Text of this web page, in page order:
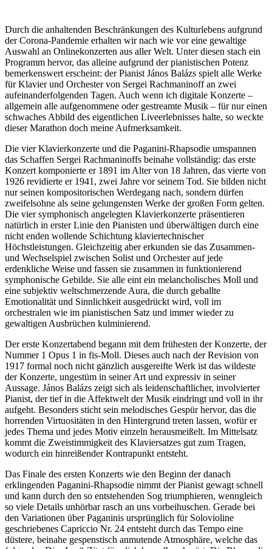
Durch die anhaltenden Beschränkungen des Kulturlebens aufgrund
der Corona-Pandemie erhalten wir nach wie vor eine gewaltige
Auswahl an Onlinekonzerten aus aller Welt. Unter diesen stach ein
Programm hervor, das alleine aufgrund der pianistischen Potenz
bemerkenswert erscheint: der Pianist János Balázs spielt alle Werke
für Klavier und Orchester von Sergei Rachmaninoff an zwei
aufeinanderfolgenden Tagen. Auch wenn ich digitale Konzerte –
allgemein alle aufgenommene oder gestreamte Musik – für nur einen
schwaches Abbild des eigentlichen Liveerlebnisses halte, so weckte
dieser Marathon doch meine Aufmerksamkeit.
Die vier Klavierkonzerte und die Paganini-Rhapsodie umspannen
das Schaffen Sergei Rachmaninoffs beinahe vollständig: das erste
Konzert komponierte er 1891 im Alter von 18 Jahren, das vierte von
1926 revidierte er 1941, zwei Jahre vor seinem Tod. Sie bilden nicht
nur seinen kompositorischen Werdegang nach, sondern dürfen
zweifelsohne als seine gelungensten Werke der großen Form gelten.
Die vier symphonisch angelegten Klavierkonzerte präsentieren
natürlich in erster Linie den Pianisten und überwältigen durch eine
nicht enden wollende Schichtung klaviertechnischer
Höchstleistungen. Gleichzeitig aber erkunden sie das Zusammen-
und Wechselspiel zwischen Solist und Orchester auf jede
erdenkliche Weise und fassen sie zusammen in funktionierend
symphonische Gebilde. Sie alle eint ein melancholisches Moll und
eine subjektiv weltschmerzende Aura, die durch geballte
Emotionalität und Sinnlichkeit ausgedrückt wird, voll im
orchestralen wie im pianistischen Satz und immer wieder zu
gewaltigen Ausbrüchen kulminierend.
Der erste Konzertabend begann mit dem frühesten der Konzerte, der
Nummer 1 Opus 1 in fis-Moll. Dieses auch nach der Revision von
1917 formal noch nicht gänzlich ausgereifte Werk ist das wildeste
der Konzerte, ungestüm in seiner Art und expressiv in seiner
Aussage. János Balázs zeigt sich als leidenschaftlicher, involvierter
Pianist, der tief in die Affektwelt der Musik eindringt und voll in ihr
aufgeht. Besonders sticht sein melodisches Gespür hervor, das die
horrenden Virtuositäten in den Hintergrund treten lassen, wofür er
jedes Thema und jedes Motiv einzeln herausmeißelt. Im Mittelsatz
kommt die Zweistimmigkeit des Klaviersatzes gut zum Tragen,
wodurch ein hinreißender Kontrapunkt entsteht.
Das Finale des ersten Konzerts wie den Beginn der danach
erklingenden Paganini-Rhapsodie nimmt der Pianist gewagt schnell
und kann durch den so entstehenden Sog triumphieren, wenngleich
so viele Details unhörbar rasch an uns vorbeihuschen. Gerade bei
den Variationen über Paganinis ursprünglich für Solovioline
geschriebenes Capriccio Nr. 24 entsteht durch das Tempo eine
düstere, beinahe gespenstisch anmutende Atmosphäre, welche das